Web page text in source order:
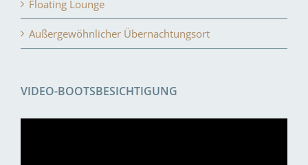
Floating Lounge
Außergewöhnlicher Übernachtungsort
VIDEO-BOOTSBESICHTIGUNG